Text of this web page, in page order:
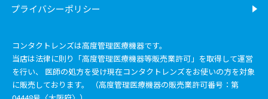
プライバシーポリシー
コンタクトレンズは高度管理医療機器です。
当店は法律に則り「高度管理医療機器等販売業許可」を取得して運営
を行い、 医師の処方を受け現在コンタクトレンズをお使いの方を対象
に販売しております。 （高度管理医療機器の販売業許可番号：第